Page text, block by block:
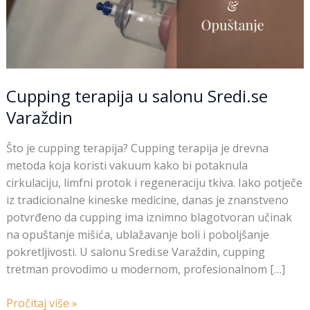
Cupping terapija u salonu Sredi.se
Varaždin
Što je cupping terapija? Cupping terapija je drevna
metoda koja koristi vakuum kako bi potaknula
cirkulaciju, limfni protok i regeneraciju tkiva. Iako potječe
iz tradicionalne kineske medicine, danas je znanstveno
potvrđeno da cupping ima iznimno blagotvoran učinak
na opuštanje mišića, ublažavanje boli i poboljšanje
pokretljivosti. U salonu Sredi.se Varaždin, cupping
tretman provodimo u modernom, profesionalnom […]
Pročitaj više »